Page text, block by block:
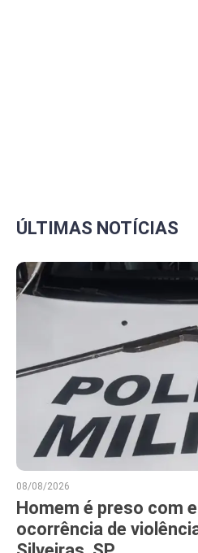
ÚLTIMAS NOTÍCIAS
08/08/2026
Homem é preso com
ocorrência de